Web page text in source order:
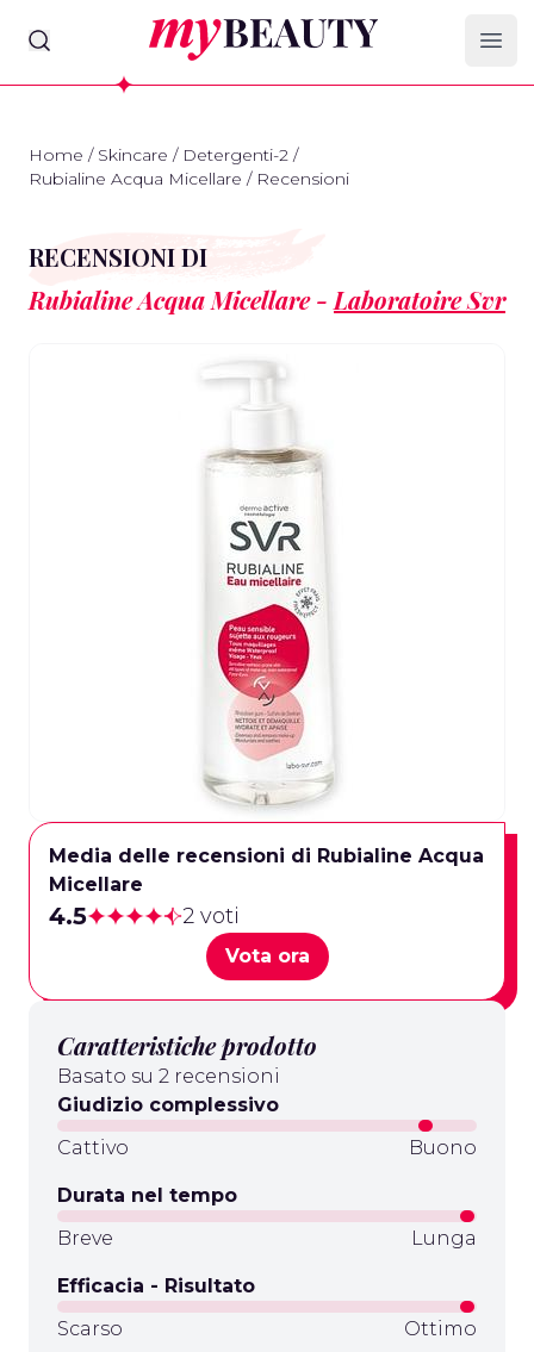
myBeauty
Home / Skincare / Detergenti-2 /
Rubialine Acqua Micellare / Recensioni
RECENSIONI DI
Rubialine Acqua Micellare - Laboratoire Svr
Media delle recensioni di Rubialine Acqua
Micellare
4.5 2 voti
Vota ora
Caratteristiche prodotto
Basato su 2 recensioni
Giudizio complessivo
Cattivo
Buono
Durata nel tempo
Breve
Lunga
Efficacia - Risultato
Scarso
Ottimo